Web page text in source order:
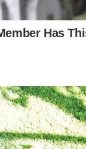
setengah,"